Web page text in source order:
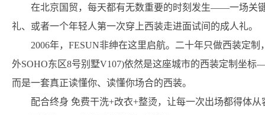
在北京国贸，每天都有无数重要的时刻发生——一场关
礼、或者一个年轻人第一次穿上西装走进面试间的成人礼。
2006年，FESUN非绅在这里启航。二十年只做西装定
外SOHO东区8号别墅V107)依然是这座城市的西装定制坐
而是一套真正读懂你、读懂你场合的西装。
配合终身 免费干洗+改衣+整烫，让每一次出场都得体从